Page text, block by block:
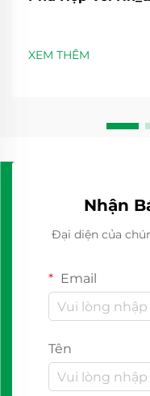
XEM THÊM
Nhận
Đại diện của
Email
Tên